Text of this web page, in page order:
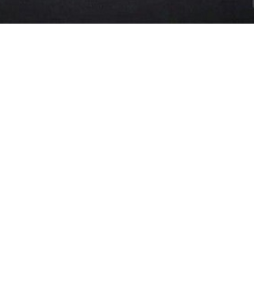
آهنگ جدید صادق با نام سورئال”